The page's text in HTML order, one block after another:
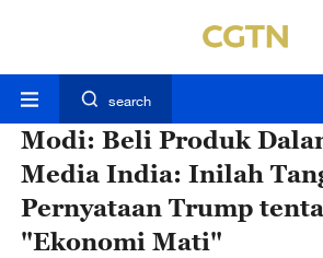
search
Modi: Beli Produk
Media India: Inilah
Pernyataan Trump
"Ekonomi Mati"